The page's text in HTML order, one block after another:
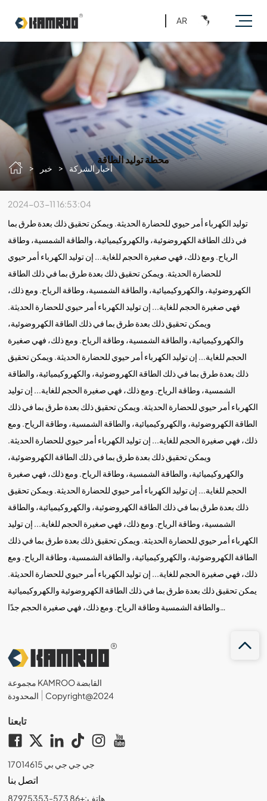
AR
محطة توليد الطاقة
> خبر > أخبار الشركة
2024-03-11 16:53:04
توليد الكهرباء أمر حيوي للحضارة الحديثة. ويمكن تحقيق ذلك بعدة طرق بما
في ذلك الطاقة الكهروضوئية، والكهروكيميائية، والطاقة الشمسية، وطاقة
الرياح. ومع ذلك، فهي صغيرة الحجم للغاية... إن توليد الكهرباء أمر حيوي
للحضارة الحديثة. ويمكن تحقيق ذلك بعدة طرق بما في ذلك الطاقة
الكهروضوئية، والكهروكيميائية، والطاقة الشمسية، وطاقة الرياح. ومع ذلك،
فهي صغيرة الحجم للغاية... إن توليد الكهرباء أمر حيوي للحضارة الحديثة.
ويمكن تحقيق ذلك بعدة طرق بما في ذلك الطاقة الكهروضوئية،
والكهروكيميائية، والطاقة الشمسية، وطاقة الرياح. ومع ذلك، فهي صغيرة
الحجم للغاية... إن توليد الكهرباء أمر حيوي للحضارة الحديثة. ويمكن تحقيق
ذلك بعدة طرق بما في ذلك الطاقة الكهروضوئية، والكهروكيميائية، والطاقة
الشمسية، وطاقة الرياح. ومع ذلك، فهي صغيرة الحجم للغاية... إن توليد
الكهرباء أمر حيوي للحضارة الحديثة. ويمكن تحقيق ذلك بعدة طرق بما في ذلك
الطاقة الكهروضوئية، والكهروكيميائية، والطاقة الشمسية، وطاقة الرياح. ومع
ذلك، فهي صغيرة الحجم للغاية... إن توليد الكهرباء أمر حيوي للحضارة الحديثة.
ويمكن تحقيق ذلك بعدة طرق بما في ذلك الطاقة الكهروضوئية،
والكهروكيميائية، والطاقة الشمسية، وطاقة الرياح. ومع ذلك، فهي صغيرة
الحجم للغاية... إن توليد الكهرباء أمر حيوي للحضارة الحديثة. ويمكن تحقيق
ذلك بعدة طرق بما في ذلك الطاقة الكهروضوئية، والكهروكيميائية، والطاقة
الشمسية، وطاقة الرياح. ومع ذلك، فهي صغيرة الحجم للغاية... إن توليد
الكهرباء أمر حيوي للحضارة الحديثة. ويمكن تحقيق ذلك بعدة طرق بما في ذلك
الطاقة الكهروضوئية، والكهروكيميائية، والطاقة الشمسية، وطاقة الرياح. ومع
ذلك، فهي صغيرة الحجم للغاية... إن توليد الكهرباء أمر حيوي للحضارة الحديثة.
يمكن تحقيق ذلك بعدة طرق بما في ذلك الطاقة الكهروضوئية والكهروكيميائية
والطاقة الشمسية وطاقة الرياح. ومع ذلك، فهي صغيرة الحجم جدًا…
مجموعة KAMROO القابضة
المحدودة
Copyright@2024
تابعنا
جي جي جي بي 17014615
اتصل بنا
هاتف:+86 573-87975353